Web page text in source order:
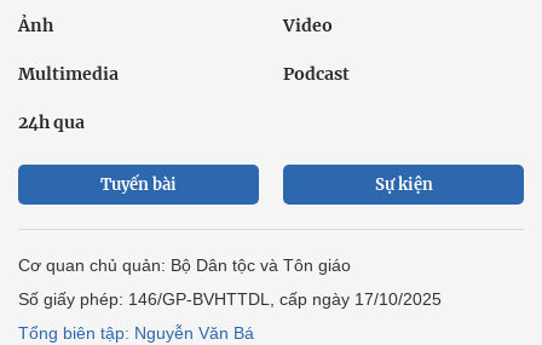
Ảnh Video
Multimedia Podcast
24h qua
Tuyến bài Sự kiện
Cơ quan chủ quản: Bộ Dân tộc và Tôn giáo
Số giấy phép: 146/GP-BVHTTDL, cấp ngày 17/10/2025
Tổng biên tập: Nguyễn Văn Bá